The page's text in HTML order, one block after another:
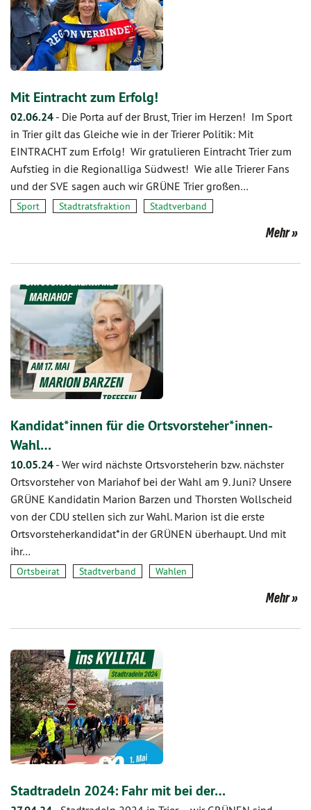
Mit Eintracht zum Erfolg!
02.06.24 - Die Porta auf der Brust, Trier im Herzen! Im Sport
in Trier gilt das Gleiche wie in der Trierer Politik: Mit
EINTRACHT zum Erfolg! Wir gratulieren Eintracht Trier zum
Aufstieg in die Regionalliga Südwest! Wie alle Trierer Fans
und der SVE sagen auch wir GRÜNE Trier großen…
Sport Stadtratsfraktion Stadtverband
Mehr
Kandidat*innen für die Ortsvorsteher*innen-
Wahl…
10.05.24 - Wer wird nächste Ortsvorsteherin bzw. nächster
Ortsvorsteher von Mariahof bei der Wahl am 9. Juni? Unsere
GRÜNE Kandidatin Marion Barzen und Thorsten Wollscheid
von der CDU stellen sich zur Wahl. Marion ist die erste
Ortsvorsteherkandidat*in der GRÜNEN überhaupt. Und mit
ihr…
Ortsbeirat Stadtverband Wahlen
Mehr
Stadtradeln 2024: Fahr mit bei der…